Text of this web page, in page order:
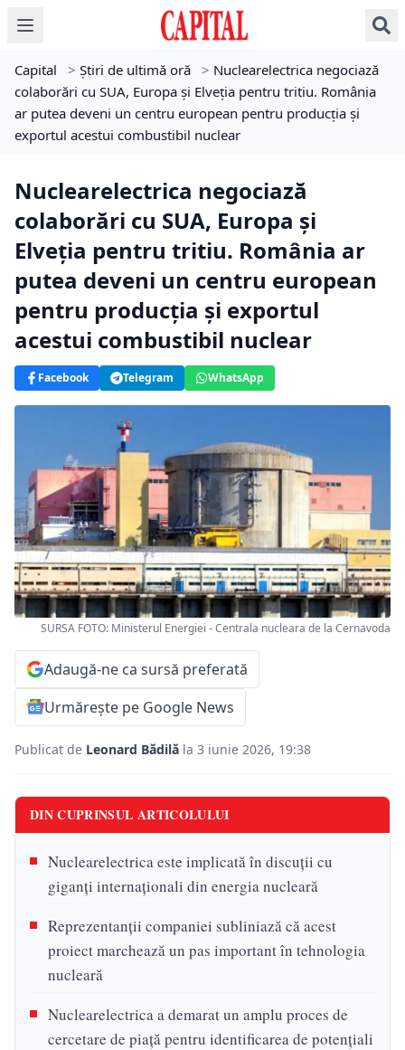
Capital > Știri de ultimă oră > Nuclearelectrica negociază
colaborări cu SUA, Europa și Elveția pentru tritiu. România
ar putea deveni un centru european pentru producția și
exportul acestui combustibil nuclear
Nuclearelectrica negociază
colaborări cu SUA, Europa și
Elveția pentru tritiu. România ar
putea deveni un centru european
pentru producția și exportul
acestui combustibil nuclear
Facebook Telegram WhatsApp
SURSA FOTO: Ministerul Energiei - Centrala nucleara de la Cernavoda
Adaugă-ne ca sursă preferată
Urmărește pe Google News
Publicat de Leonard Bădilă la 3 iunie 2026, 19:38
DIN CUPRINSUL ARTICOLULUI
Nuclearelectrica este implicată în discuții cu
giganți internaționali din energia nucleară
Reprezentanții companiei subliniază că acest
proiect marchează un pas important în tehnologia
nucleară
Nuclearelectrica a demarat un amplu proces de
cercetare de piață pentru identificarea de potențiali